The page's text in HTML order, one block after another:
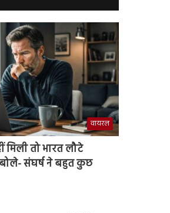
वायरल
मिली तो भारत लौटे
संघर्ष ने बहुत कुछ